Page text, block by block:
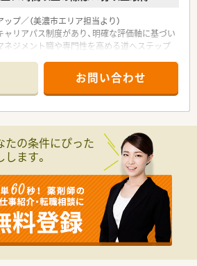
プ／（美濃市エリア担当より）
ャリアパス制度があり、明確な評価軸に基づい
ネジメント職や専門性を高める道へステップ
＊
況について】
循環器科など幅広い科目の処方箋を応需し
分ほどのアクセスしやすい立地にあり、マイ
日の通勤も快適です。
師に最新のiPadが支給されるため、業務効率
】
地域社会に貢献することを目指し、東海エリ
店舗展開を行う企業です。
のグループ企業として安定した経営基盤を
厚生や労働組合を完備します。
割合が9対1に設定されており、薬剤師本来
お問い合わせ
たの条件にぴった
ます。